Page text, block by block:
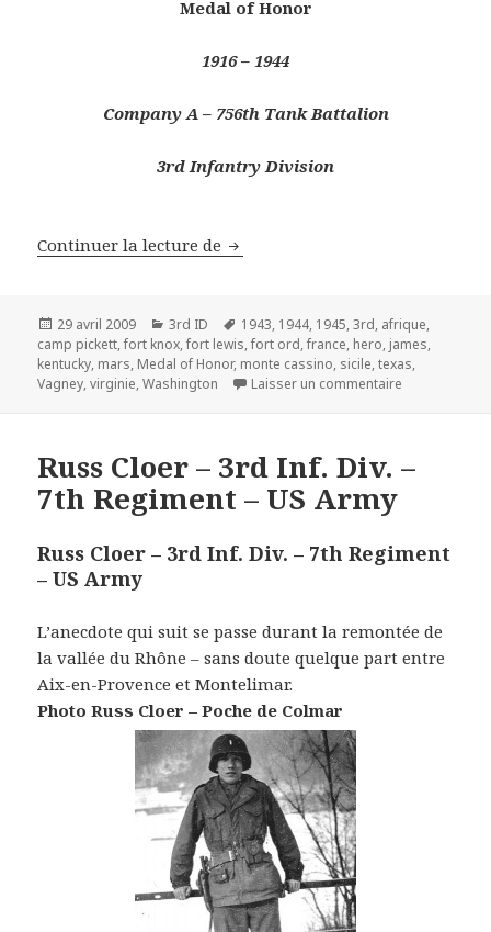
Medal of Honor
1916 – 1944
Company A – 756th Tank Battalion
3rd Infantry Division
Continuer la lecture de Le Héros de Vagney – 2nd Lt
Publié
le
29 avril 2009 Catégories
3rd ID
Mots-
clés
1943, 1944, 1945,3rd, afrique,
camp pickett,fort knox,fort lewis,fort ord,france, hero, james,
kentucky, mars, Medal of Honor, monte cassino, sicile,texas,
Vagney,virginie,Washington Laisser un commentaire
Russ Cloer – 3rd Inf. Div. –
7th Regiment – US Army
Russ Cloer – 3rd Inf. Div. – 7th Regiment
– US Army
L’anecdote qui suit se passe durant la remontée de
la vallée du Rhône – sans doute quelque part entre
Aix-en-Provence et Montelimar.
Photo Russ Cloer – Poche de Colmar